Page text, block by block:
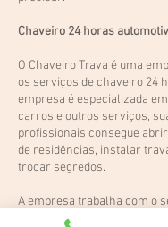
Chaveiro 24 horas
O Chaveiro Trava é uma
os serviços de chaveiro 24
empresa é especializada
carros e outros serviços,
profissionais consegue
de residências, instalar
trocar segredos.
A empresa trabalha com o
horas automotivo